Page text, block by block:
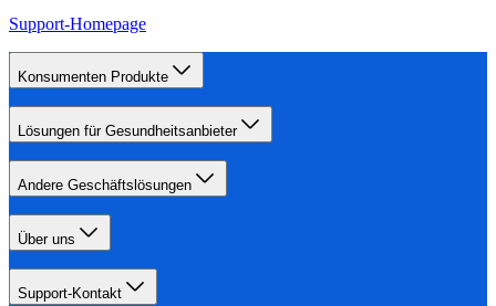
Support-Homepage
Konsumenten Produkte
Lösungen für Gesundheitsanbieter
Andere Geschäftslösungen
Über uns
Support-Kontakt